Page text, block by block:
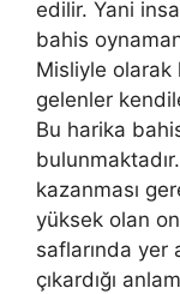
edilir. Yani
bahis
Misliyle olarak
gelenler
Bu harika
kazanması
yüksek olan
saflarında yer
çıkardığı